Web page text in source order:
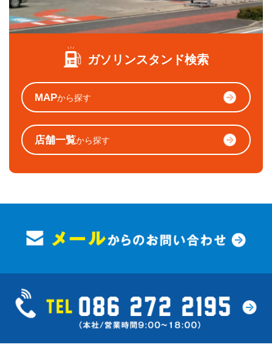
ガソリンスタンド検索
MAPから探す
店舗一覧から探す